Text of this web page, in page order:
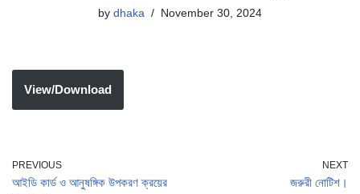
by dhaka November 30, 2024
View/Download
PREVIOUS
আইডি কার্ড ও আনুষঙ্গিক উপকরণ ক্রয়ের
NEXT
জরুরী নোটিশ।